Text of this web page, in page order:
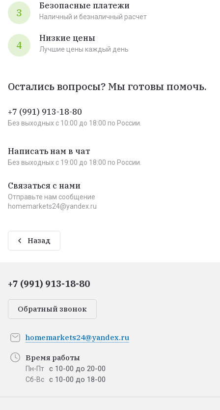
3
Безопасные платежи
Наличный и безналичный расчет
4
Низкие цены
Лучшие цены каждый день
Остались вопросы? Мы готовы помочь.
+7 (991) 913-18-80
Без выходных c 10:00 до 18:00 по России.
Написать нам в чат
Без выходных c 19:00 до 18:00 по России.
Связаться с нами
Отправьте нам сообщение
homemarkets24@yandex.ru
Назад
+7 (991) 913-18-80
Обратный звонок
homemarkets24@yandex.ru
Время работы
Пн-Пт с 10-00 до 20-00
Сб-Вс с 10-00 до 18-00